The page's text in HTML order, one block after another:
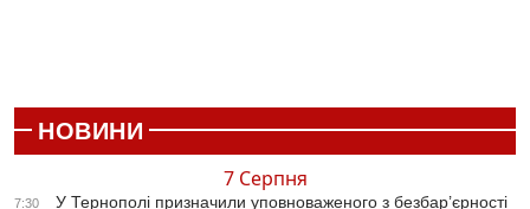
НОВИНИ
7 Серпня
7:30 У Тернополі призначили уповноваженого з безбар’єрності